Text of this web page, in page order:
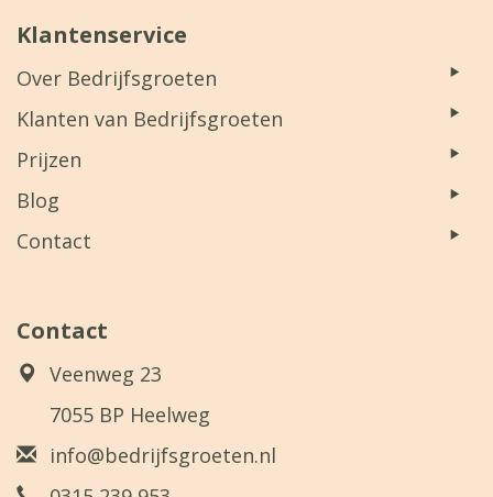
Klantenservice
Over Bedrijfsgroeten
Klanten van Bedrijfsgroeten
Prijzen
Blog
Contact
Contact
Veenweg 23
7055 BP Heelweg
info@bedrijfsgroeten.nl